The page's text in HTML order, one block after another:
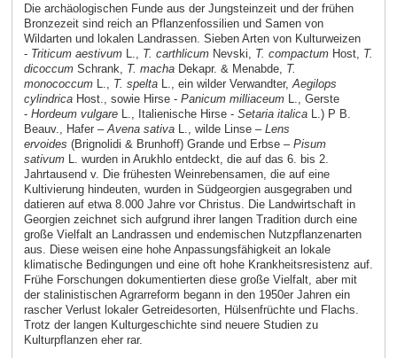
Die archäologischen Funde aus der Jungsteinzeit und der frühen
Bronzezeit sind reich an Pflanzenfossilien und Samen von
Wildarten und lokalen Landrassen. Sieben Arten von Kulturweizen
- Triticum aestivumL., T. carthlicumNevski, T. compactumHost, T.
dicoccumSchrank, T. machaDekapr. & Menabde, T.
monococcumL., T. speltaL., ein wilder Verwandter, Aegilops
cylindricaHost., sowie Hirse - Panicum milliaceumL., Gerste
- Hordeum vulgareL., Italienische Hirse - Setaria italicaL.) P B.
Beauv., Hafer – Avena sativaL., wilde Linse – Lens
ervoides (Brignolidi & Brunhoff) Grande und Erbse – Pisum
sativumL. wurden in Arukhlo entdeckt, die auf das 6. bis 2.
Jahrtausend v. Die frühesten Weinrebensamen, die auf eine
Kultivierung hindeuten, wurden in Südgeorgien ausgegraben und
datieren auf etwa 8.000 Jahre vor Christus. Die Landwirtschaft in
Georgien zeichnet sich aufgrund ihrer langen Tradition durch eine
große Vielfalt an Landrassen und endemischen Nutzpflanzenarten
aus. Diese weisen eine hohe Anpassungsfähigkeit an lokale
klimatische Bedingungen und eine oft hohe Krankheitsresistenz auf.
Frühe Forschungen dokumentierten diese große Vielfalt, aber mit
der stalinistischen Agrarreform begann in den 1950er Jahren ein
rascher Verlust lokaler Getreidesorten, Hülsenfrüchte und Flachs.
Trotz der langen Kulturgeschichte sind neuere Studien zu
Kulturpflanzen eher rar.